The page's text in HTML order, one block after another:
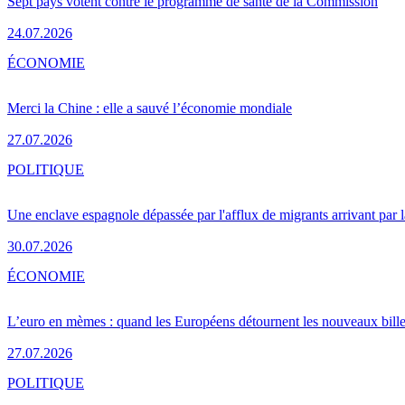
24.07.2026
Merci la Chine : elle a sauvé l’économie mondiale
27.07.2026
ÉCONOMIE
Une enclave espagnole dépassée par l'afflux de migrants arrivant par
30.07.2026
POLITIQUE
L’euro en mèmes : quand les Européens détournent les nouveaux
27.07.2026
ÉCONOMIE
POLITIQUE